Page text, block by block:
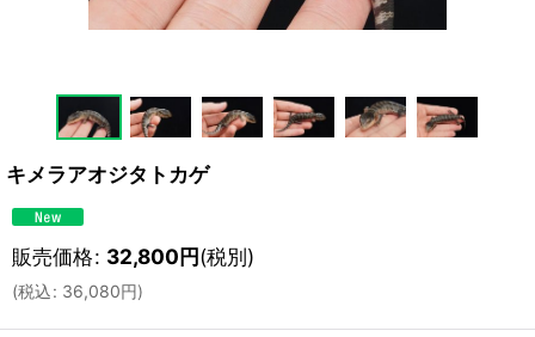
キメラアオジタトカゲ
販売価格: 32,800円(税別)
(税込: 36,080円)